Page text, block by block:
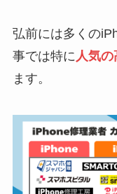
弘前には多くの
事では特に 人気
ます。